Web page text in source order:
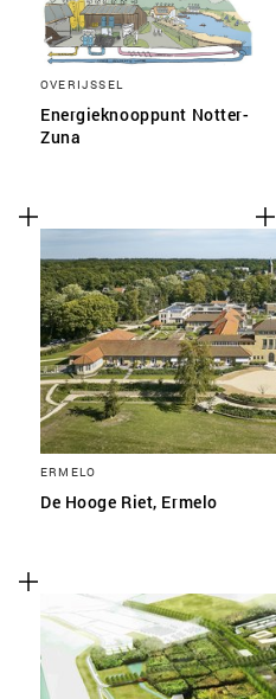
OVERIJSSEL
Energieknooppunt Notter-
Zuna
ERMELO
De Hooge Riet, Ermelo